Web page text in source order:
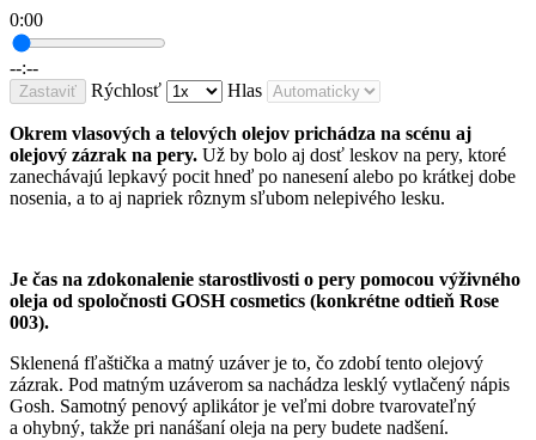
0:00
--:--
Zastaviť Rýchlosť Hlas
Okrem vlasových a telových olejov prichádza na scénu aj
olejový zázrak na pery. Už by bolo aj dosť leskov na pery, ktoré
zanechávajú lepkavý pocit hneď po nanesení alebo po krátkej dobe
nosenia, a to aj napriek rôznym sľubom nelepivého lesku.
Je čas na zdokonalenie starostlivosti o pery pomocou výživného
oleja od spoločnosti GOSH cosmetics (konkrétne odtieň Rose
003).
Sklenená fľaštička a matný uzáver je to, čo zdobí tento olejový
zázrak. Pod matným uzáverom sa nachádza lesklý vytlačený nápis
Gosh. Samotný penový aplikátor je veľmi dobre tvarovateľný
a ohybný, takže pri nanášaní oleja na pery budete nadšení.